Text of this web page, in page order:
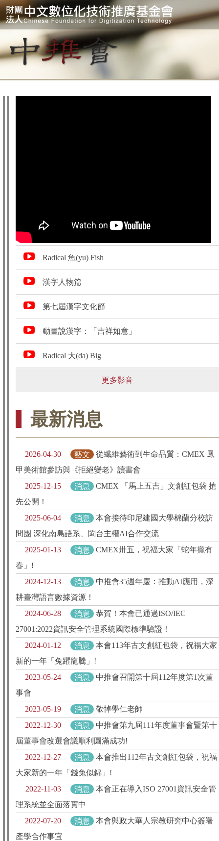
Radical 魚(yu) Fish
漢字人物篇
第七屆漢字文化節
動畫說漢字：「吉祥如意」
Radical 大(da) Big
更多影音
最新消息
2026-04-30 藝文
從纖維藝術到生命品質：CMEX 鳳
甲美術館參訪與《拒絕變老》讀書會
2025-12-15
消息
CMEX 「馬上五吉」文創紅包袋 搶
先公開！
2025-06-04
消息
本會接待印尼建國大學棉蘭分校訪
問團 深化南島語系、閩台主權AI合作交流
2025-01-13
消息
CMEX卅五，祝福大家「蛇年攏有
春」!
2024-12-13
消息
中推會35週年慶：推動AI應用，深
耕臺灣語言數據資源！
2024-06-28
消息
恭賀！本會已通過ISO/IEC
27001:2022資訊安全管理系統國際標準驗證！
2024-01-12
消息
本會113年古文創紅包袋，祝福大家
新的一年「兔躍龍騰」!
2023-05-24
消息
中推會召開第十屆112年度第1次董
事會
2023-05-19
消息
敬悼學仁老師
2022-12-30
消息
中推會第九屆111年度董事會暨第十
屆董事會改選會議順利圓滿成功!
2022-12-27
消息
本會推出112年古文創紅包袋，祝福
大家新的一年「錢兔似錦」!
2022-11-03
消息
本會正在導入ISO 27001資訊安全管
理系統並全面落實中
2022-07-20
消息
本會與政大華人宗教研究中心簽署
產學合作事宜